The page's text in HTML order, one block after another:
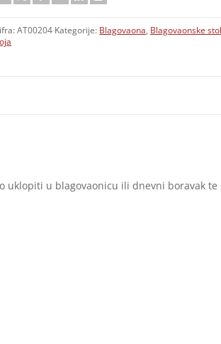
AT00204 Kategorije: Blagovaona, Blagovaonske
u blagovaonicu ili dnevni boravak